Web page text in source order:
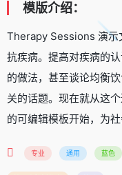
模版介绍：
Therapy Sessions 演示
抗疾病。提高对疾病的
的做法，甚至谈论均衡
关的话题。现在就从这
的可编辑模板开始，为
专业 通用 蓝色